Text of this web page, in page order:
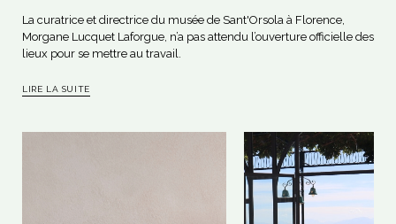
La curatrice et directrice du musée de Sant'Orsola à Florence,
Morgane Lucquet Laforgue, n’a pas attendu l’ouverture officielle des
lieux pour se mettre au travail.
LIRE LA SUITE